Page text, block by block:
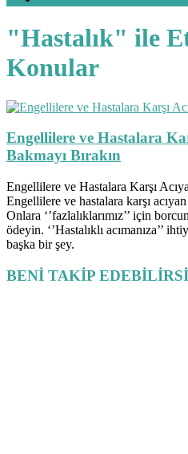
"Hastalık" ile
Konular
Engellilere ve Hastalara
Bakmayı Bırakın
Engellilere ve Hastalara Karşı
Engellilere ve hastalara karşı
Onlara ‘’fazlalıklarımız’’ için
ödeyin. ‘’Hastalıklı acımanıza’’
başka bir şey.
BENİ TAKİP